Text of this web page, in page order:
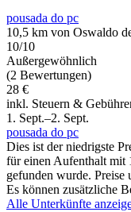
pousada do pc
10,5 km von Oswaldo
10/10
Außergewöhnlich
(2 Bewertungen)
28 €
inkl. Steuern &
1. Sept.–2. Sept.
pousada do pc
Dies ist der niedrigste
für einen Aufenthalt mit
gefunden wurde. Preise
Es können zusätzliche
Alle Unterkünfte